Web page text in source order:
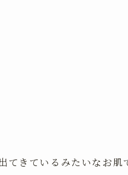
きているみたいなお肌